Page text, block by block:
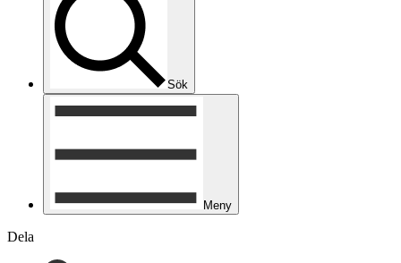
Sök
Meny
Dela